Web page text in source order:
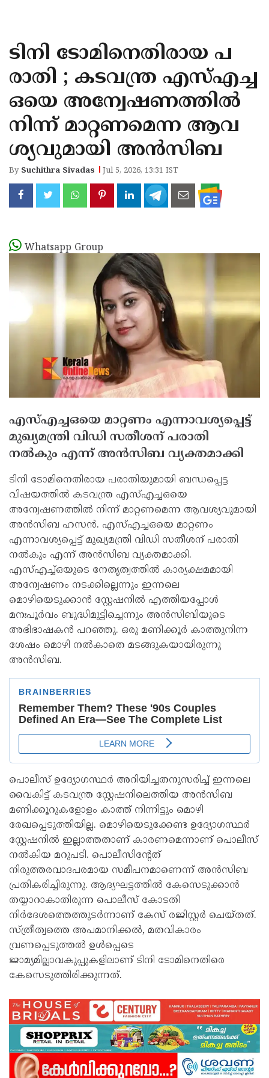
KANNUR
KASARAGOD
ടിനി ടോമിനെതിരായ പ
രാതി ; കടവന്ത്ര എസ്എച്ച
ഒയെ അന്വേഷണത്തില്‍
നിന്ന് മാറ്റണമെന്ന ആവ
ശ്യവുമായി അന്‍സിബ
By Suchithra Sivadas Jul 5, 2026, 13:31 IST
Whatsapp Group
എസ്എച്ചഒയെ മാറ്റണം എന്നാവശ്യപ്പെട്ട്
മുഖ്യമന്ത്രി വിഡി സതീശന് പരാതി
നല്‍കും എന്ന് അന്‍സിബ വ്യക്തമാക്കി
ടിനി ടോമിനെതിരായ പരാതിയുമായി ബന്ധപ്പെട്ട
വിഷയത്തില്‍ കടവന്ത്ര എസ്എച്ചഒയെ
അന്വേഷണത്തില്‍ നിന്ന് മാറ്റണമെന്ന ആവശ്യവുമായി
അന്‍സിബ ഹസന്‍. എസ്എച്ചഒയെ മാറ്റണം
എന്നാവശ്യപ്പെട്ട് മുഖ്യമന്ത്രി വിഡി സതീശന് പരാതി
നല്‍കും എന്ന് അന്‍സിബ വ്യക്തമാക്കി.
എസ്എച്ച്ഒയുടെ നേതൃത്വത്തില്‍ കാര്യക്ഷമമായി
അന്വേഷണം നടക്കില്ലെന്നും ഇന്നലെ
മൊഴിയെടുക്കാന്‍ സ്റ്റേഷനില്‍ എത്തിയപ്പോള്‍
മനഃപൂര്‍വം ബുദ്ധിമുട്ടിച്ചെന്നും അന്‍സിബിയുടെ
അഭിഭാഷകന്‍ പറഞ്ഞു. ഒരു മണിക്കൂര്‍ കാത്തുനിന്ന
ശേഷം മൊഴി നല്‍കാതെ മടങ്ങുകയായിരുന്നു
അന്‍സിബ.
പൊലീസ് ഉദ്യോഗസ്ഥര്‍ അറിയിച്ചതനുസരിച്ച് ഇന്നലെ
വൈകിട്ട് കടവന്ത്ര സ്റ്റേഷനിലെത്തിയ അന്‍സിബ
മണിക്കൂറുകളോളം കാത്ത് നിന്നിട്ടും മൊഴി
രേഖപ്പെടുത്തിയില്ല. മൊഴിയെടുക്കേണ്ട ഉദ്യോഗസ്ഥര്‍
സ്റ്റേഷനില്‍ ഇല്ലാത്തതാണ് കാരണമെന്നാണ് പൊലീസ്
നല്‍കിയ മറുപടി. പൊലീസിന്റേത്
നിരുത്തരവാദപരമായ സമീപനമാണെന്ന് അന്‍സിബ
പ്രതികരിച്ചിരുന്നു. ആദ്യഘട്ടത്തില്‍ കേസെടുക്കാന്‍
തയ്യാറാകാതിരുന്ന പൊലീസ് കോടതി
നിര്‍ദേശത്തെത്തുടര്‍ന്നാണ് കേസ് രജിസ്റ്റര്‍ ചെയ്തത്.
സ്ത്രീത്വത്തെ അപമാനിക്കല്‍, മതവികാരം
വ്രണപ്പെടുത്തല്‍ ഉള്‍പ്പെടെ
ജാമ്യമില്ലാവകുപ്പുകളിലാണ് ടിനി ടോമിനെതിരെ
കേസെടുത്തിരിക്കുന്നത്.